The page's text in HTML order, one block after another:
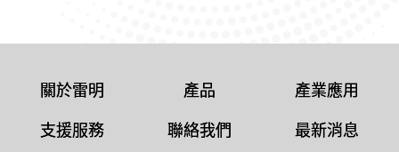
關於雷明 產品 產業應用
支援服務 聯絡我們 最新消息